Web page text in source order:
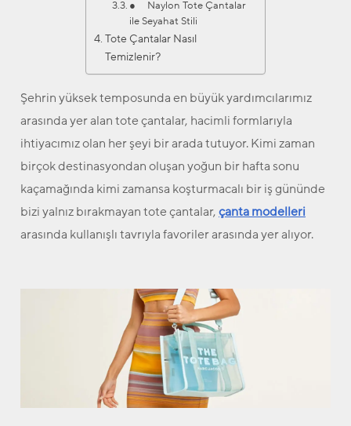
● Naylon Tote Çantalar
ile Seyahat Stili
Tote Çantalar Nasıl
Temizlenir?
Şehrin yüksek temposunda en büyük yardımcılarımız
arasında yer alan tote çantalar, hacimli formlarıyla
ihtiyacımız olan her şeyi bir arada tutuyor. Kimi zaman
birçok destinasyondan oluşan yoğun bir hafta sonu
kaçamağında kimi zamansa koşturmacalı bir iş gününde
bizi yalnız bırakmayan tote çantalar,çanta modelleri
arasında kullanışlı tavrıyla favoriler arasında yer alıyor.